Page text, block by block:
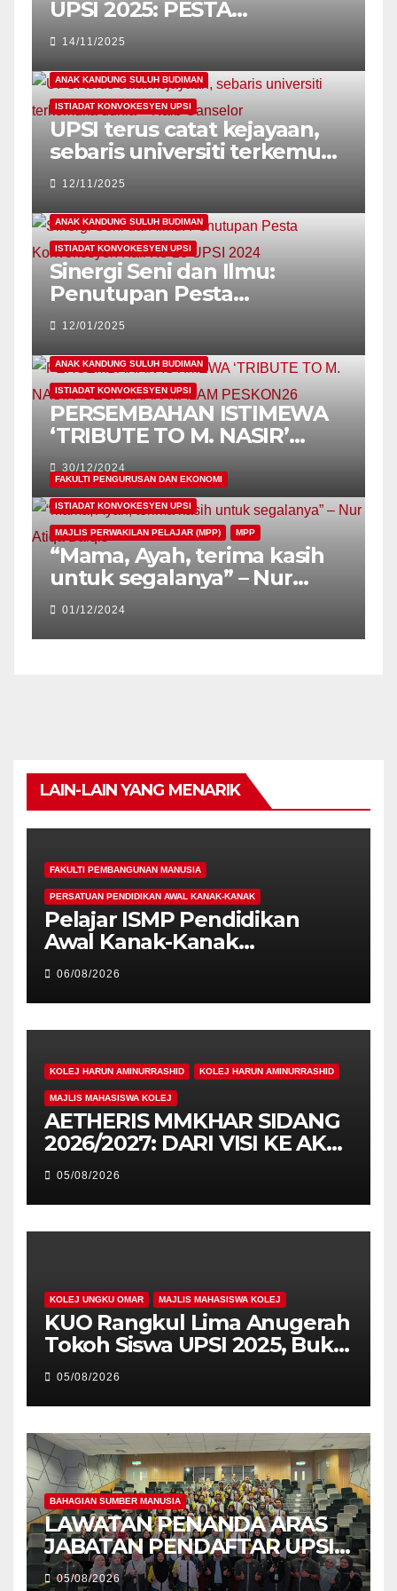
UPSI 2025: PESTA
KONVOKESYEN
SEMARAKKAN LAGI
SEMANGAT MAHASISWA
MAHASISWI UPSI!
14/11/2025
ANAK KANDUNG SULUH BUDIMAN
ISTIADAT KONVOKESYEN UPSI
UPSI terus catat kejayaan,
sebaris universiti terkemuka
dunia – Naib Canselor
12/11/2025
ANAK KANDUNG SULUH BUDIMAN
ISTIADAT KONVOKESYEN UPSI
Sinergi Seni dan Ilmu:
Penutupan Pesta
Konvokesyen Kali Ke-26
UPSI 2024
12/01/2025
ANAK KANDUNG SULUH BUDIMAN
ISTIADAT KONVOKESYEN UPSI
PERSEMBAHAN ISTIMEWA
‘TRIBUTE TO M. NASIR’
GEGARKAN MALAM
PESKON26
30/12/2024
FAKULTI PENGURUSAN DAN EKONOMI
ISTIADAT KONVOKESYEN UPSI
MAJLIS PERWAKILAN PELAJAR (MPP) MPP
“Mama, Ayah, terima kasih
untuk segalanya” – Nur
Atiqa Balqis
01/12/2024
LAIN-LAIN YANG MENARIK
FAKULTI PEMBANGUNAN MANUSIA
PERSATUAN PENDIDIKAN AWAL KANAK-KANAK
Pelajar ISMP Pendidikan
Awal Kanak-Kanak
Cemerlang Raih
Pengiktirafan Antarabangsa
di IAM2026
06/08/2026
KOLEJ HARUN AMINURRASHID KOLEJ HARUN AMINURRASHID
MAJLIS MAHASISWA KOLEJ
AETHERIS MMKHAR SIDANG
2026/2027: DARI VISI KE AKSI,
MEMBINA LEGASI GENERASI
PEMIMPIN
05/08/2026
KOLEJ UNGKU OMAR MAJLIS MAHASISWA KOLEJ
KUO Rangkul Lima Anugerah
Tokoh Siswa UPSI 2025, Bukti
Kecemerlangan Mahasiswa
Holistik
05/08/2026
BAHAGIAN SUMBER MANUSIA
LAWATAN PENANDA ARAS
JABATAN PENDAFTAR UPSI
KE JABATAN PENDAFTAR
05/08/2026